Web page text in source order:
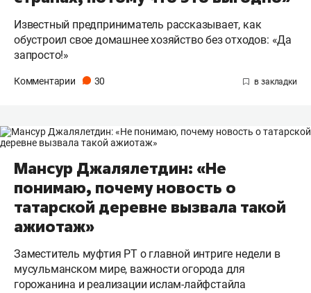
Известный предприниматель рассказывает, как
обустроил свое домашнее хозяйство без отходов: «Да
запросто!»
Комментарии 30
Мансур Джалялетдин: «Не
понимаю, почему новость о
татарской деревне вызвала такой
ажиотаж»
Заместитель муфтия РТ о главной интриге недели в
мусульманском мире, важности огорода для
горожанина и реализации ислам-лайфстайла